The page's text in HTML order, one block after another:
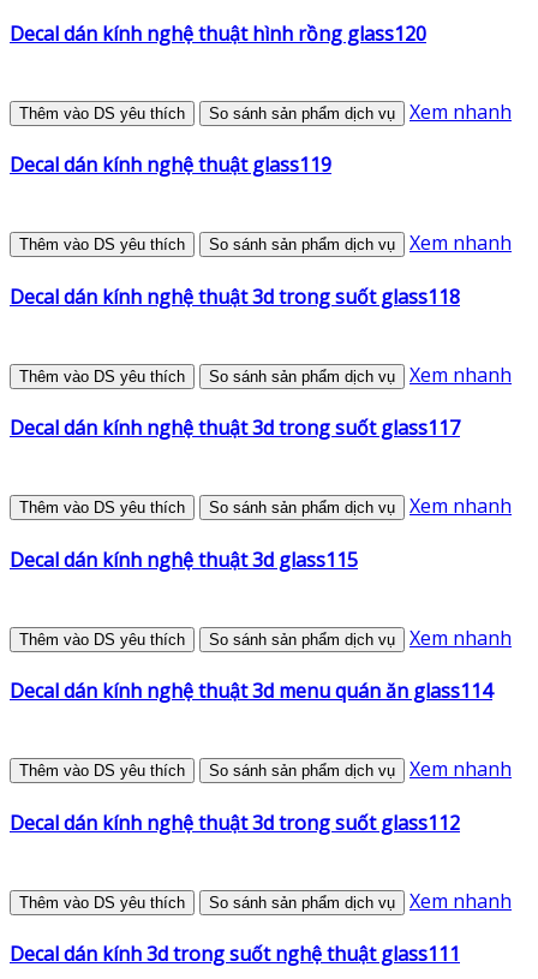
Decal dán kính nghệ thuật hình rồng glass120
Thêm vào DS yêu thích So sánh sản phẩm dịch vụ Xem nhanh
Decal dán kính nghệ thuật glass119
Thêm vào DS yêu thích So sánh sản phẩm dịch vụ Xem nhanh
Decal dán kính nghệ thuật 3d trong suốt glass118
Thêm vào DS yêu thích So sánh sản phẩm dịch vụ Xem nhanh
Decal dán kính nghệ thuật 3d trong suốt glass117
Thêm vào DS yêu thích So sánh sản phẩm dịch vụ Xem nhanh
Decal dán kính nghệ thuật 3d glass115
Thêm vào DS yêu thích So sánh sản phẩm dịch vụ Xem nhanh
Decal dán kính nghệ thuật 3d menu quán ăn glass114
Thêm vào DS yêu thích So sánh sản phẩm dịch vụ Xem nhanh
Decal dán kính nghệ thuật 3d trong suốt glass112
Thêm vào DS yêu thích So sánh sản phẩm dịch vụ Xem nhanh
Decal dán kính 3d trong suốt nghệ thuật glass111